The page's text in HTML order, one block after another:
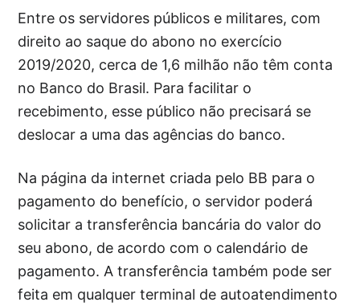
Entre os servidores públicos e militares, com
direito ao saque do abono no exercício
2019/2020, cerca de 1,6 milhão não têm conta
no Banco do Brasil. Para facilitar o
recebimento, esse público não precisará se
deslocar a uma das agências do banco.
Na página da internet criada pelo BB para o
pagamento do benefício, o servidor poderá
solicitar a transferência bancária do valor do
seu abono, de acordo com o calendário de
pagamento. A transferência também pode ser
feita em qualquer terminal de autoatendimento